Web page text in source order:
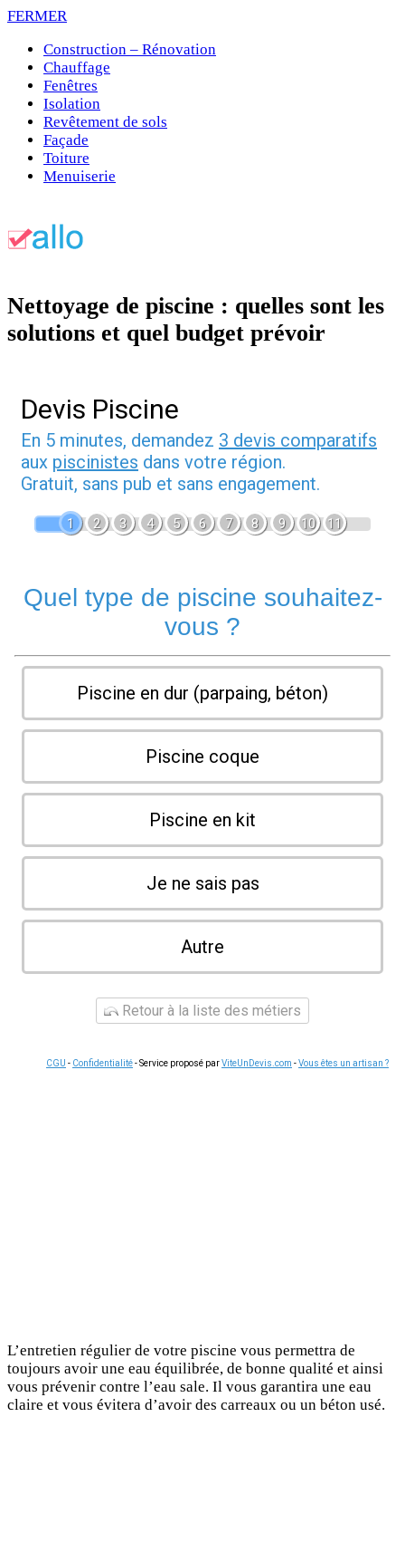
FERMER
Construction – Rénovation
Chauffage
Fenêtres
Isolation
Revêtement de sols
Façade
Toiture
Menuiserie
Nettoyage de piscine : quelles sont les
solutions et quel budget prévoir
Devis Piscine
En 5 minutes, demandez 3 devis comparatifs
aux piscinistes dans votre région.
Gratuit, sans pub et sans engagement.
1 2 3 4 5 6 7 8 9 10 11
Quel type de piscine souhaitez-
vous ?
Piscine en dur (parpaing, béton)
Piscine coque
Piscine en kit
Je ne sais pas
Autre
Retour à la liste des métiers
CGU - Confidentialité- Service proposé parViteUnDevis.com -Vous êtes un artisan ?
L’entretien régulier de votre piscine vous permettra de
toujours avoir une eau équilibrée, de bonne qualité et ainsi
vous prévenir contre l’eau sale. Il vous garantira une eau
claire et vous évitera d’avoir des carreaux ou un béton usé.